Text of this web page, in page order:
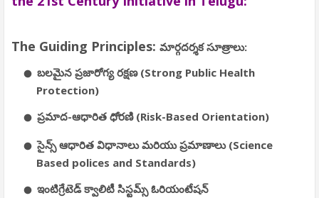
The Guiding Principles: మార్గదర్శక సూత్రాలు:
బలమైన ప్రజారోగ్య రక్షణ (Strong Public Health
Protection)
ప్రమాద-ఆధారిత ధోరణి (Risk-Based Orientation)
సైన్స్ ఆధారిత విధానాలు మరియు ప్రమాణాలు (Science
Based polices and Standards)
ఇంటిగ్రేటెడ్ క్వాలిటీ సిస్టమ్స్ ఓరియంటేషన్